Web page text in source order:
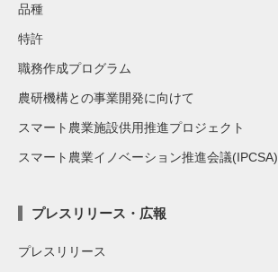
品種
特許
職務作成プログラム
農研機構との事業開発に向けて
スマート農業施設供用推進プロジェクト
スマート農業イノベーション推進会議(IPCSA)
プレスリリース・広報
プレスリリース